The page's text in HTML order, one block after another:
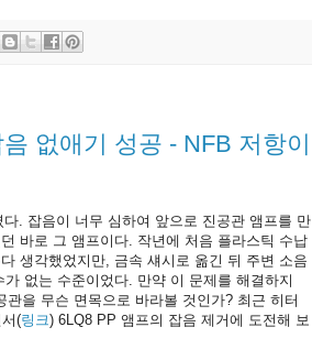
없애기 성공 - NFB 저항이
. 잡음이 너무 심하여 앞으로 진공관 앰프를 만
바로 그 앰프이다. 작년에 처음 플라스틱 수납
생각했었지만, 금속 섀시로 옮긴 뒤 주변 소음
없는 수준이었다. 만약 이 문제를 해결하지
을 무슨 면목으로 바라볼 것인가? 최근 히터
(링크) 6LQ8 PP 앰프의 잡음 제거에 도전해 보